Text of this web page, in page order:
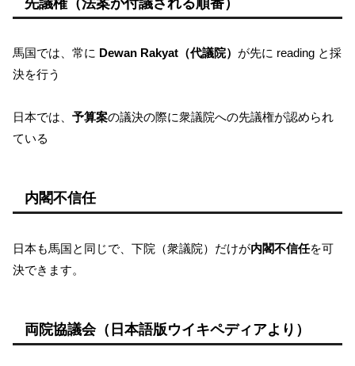
先議権（法案が付議される順番）
馬国では、常に Dewan Rakyat（代議院） が先に reading と採
決を行う
日本では、 予算案の議決の際に衆議院への先議権が認められ
ている
内閣不信任
日本も馬国と同じで、下院（衆議院）だけが内閣不信任を可
決できます。
両院協議会（日本語版ウイキペディアより）